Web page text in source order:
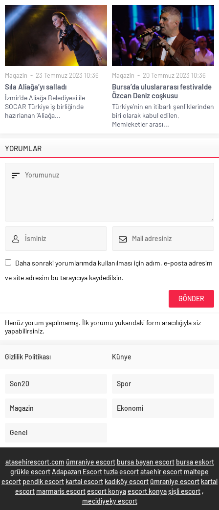
Magazin 23 Temmuz 2023 10:36
Sıla Aliağa’yı salladı
İzmir'de Aliağa Belediyesi ile
SOCAR Türkiye iş birliğinde
hazırlanan ‘Aliağa...
Magazin 20 Temmuz 2023 10:36
Bursa’da uluslararası festivalde
Özcan Deniz coşkusu
Türkiye’nin en itibarlı şenliklerinden
biri olarak kabul edilen,
Memleketler arası...
YORUMLAR
Daha sonraki yorumlarımda kullanılması için adım, e-posta adresim
ve site adresim bu tarayıcıya kaydedilsin.
Henüz yorum yapılmamış. İlk yorumu yukarıdaki form aracılığıyla siz
yapabilirsiniz.
Gizlilik Politikası Künye
Son20 Spor
Magazin Ekonomi
Genel
atasehirescort.com ümraniye escort bursa bayan escort bursa eskort
grükle escortAdapazarı Escorttuzla escortataehir escort maltepe
escort pendik escort kartal escort kadıköy escortümraniye escort kartal
escort marmaris escortescort konyaescort konyaşişli escort ,
mecidiyeky escort